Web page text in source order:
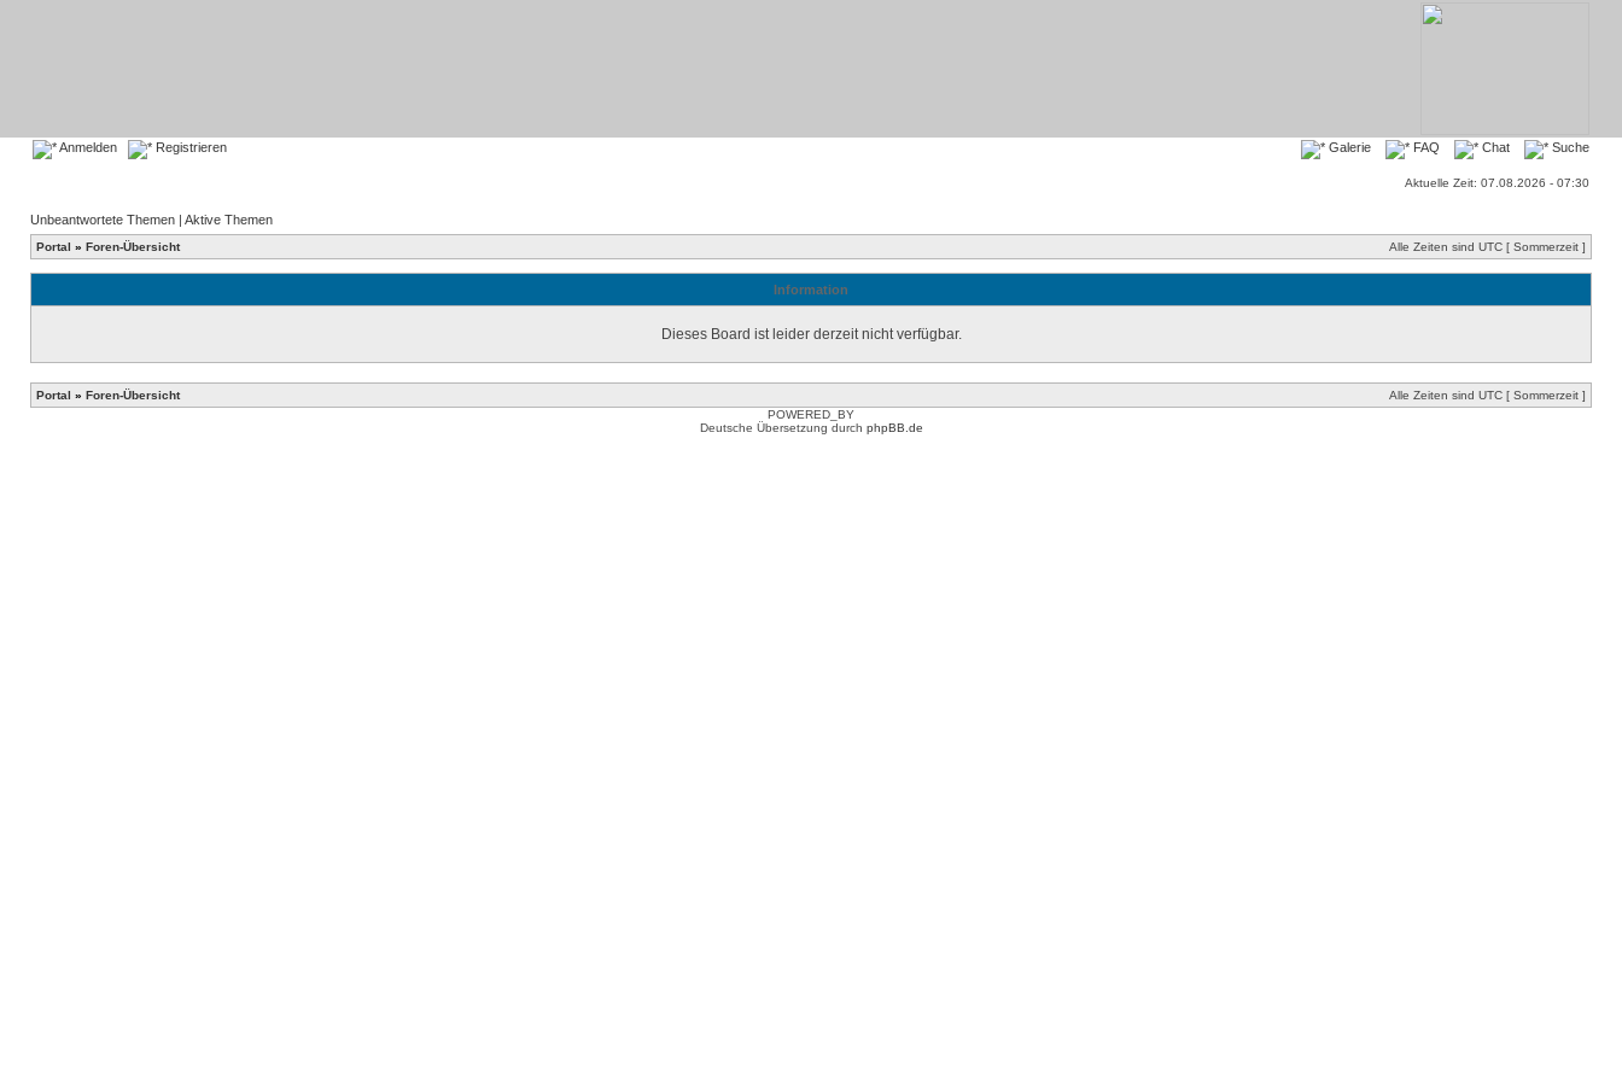
Anmelden Registrieren Galerie FAQ Chat Suche
Aktuelle Zeit: 07.08.2026 - 07:30
Unbeantwortete Themen | Aktive Themen
Portal » Foren-Übersicht Alle Zeiten sind UTC [ Sommerzeit ]
Information
Dieses Board ist leider derzeit nicht verfügbar.
Portal » Foren-Übersicht
Alle Zeiten sind UTC [ Sommerzeit ]
POWERED_BY
Deutsche Übersetzung durch phpBB.de